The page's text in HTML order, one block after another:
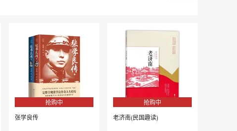
抢购中
张学良传
抢购中
老济南(民国趣读)